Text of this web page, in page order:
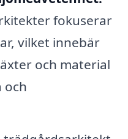
fokuserar
vilket innebär
och material
och